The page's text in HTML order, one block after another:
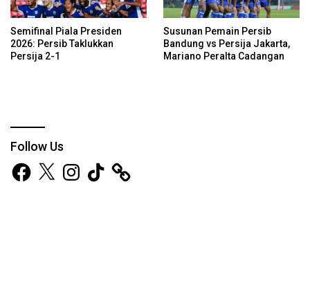
Semifinal Piala Presiden
2026: Persib Taklukkan
Persija 2-1
Susunan Pemain Persib
Bandung vs Persija Jakarta,
Mariano Peralta Cadangan
Follow Us
Facebook
X Instagram
TikTok